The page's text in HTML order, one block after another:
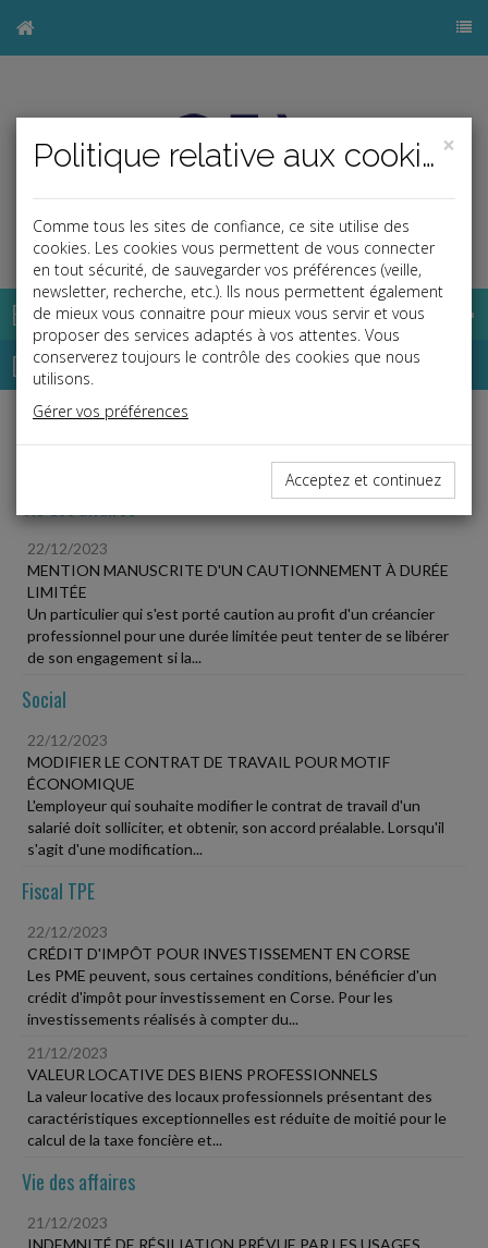
Base documentaire
Dépêches
Liste des dernières dépêches
22/12/2023
MENTION MANUSCRITE D'UN CAUTIONNEMENT À DURÉE
LIMITÉE
Un particulier qui s'est porté caution au profit d'un créancier
professionnel pour une durée limitée peut tenter de se libérer
de son engagement si la...
Social
22/12/2023
MODIFIER LE CONTRAT DE TRAVAIL POUR MOTIF
ÉCONOMIQUE
L'employeur qui souhaite modifier le contrat de travail d'un
salarié doit solliciter, et obtenir, son accord préalable. Lorsqu'il
s'agit d'une modification...
Fiscal TPE
22/12/2023
CRÉDIT D'IMPÔT POUR INVESTISSEMENT EN CORSE
Les PME peuvent, sous certaines conditions, bénéficier d'un
crédit d'impôt pour investissement en Corse. Pour les
investissements réalisés à compter du...
21/12/2023
VALEUR LOCATIVE DES BIENS PROFESSIONNELS
La valeur locative des locaux professionnels présentant des
caractéristiques exceptionnelles est réduite de moitié pour le
calcul de la taxe foncière et...
Vie des affaires
21/12/2023
INDEMNITÉ DE RÉSILIATION PRÉVUE PAR LES USAGES
×
Politique relative aux cookies
Comme tous les sites de confiance, ce site utilise des
cookies. Les cookies vous permettent de vous connecter
en tout sécurité, de sauvegarder vos préférences (veille,
newsletter, recherche, etc.). Ils nous permettent également
de mieux vous connaitre pour mieux vous servir et vous
proposer des services adaptés à vos attentes. Vous
conserverez toujours le contrôle des cookies que nous
utilisons.
Gérer vos préférences
Acceptez et continuez